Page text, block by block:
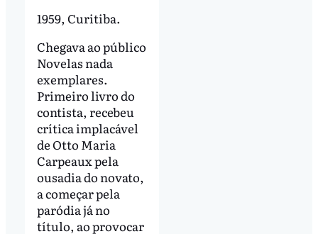
1959, Curitiba.
Chegava ao público
Novelas nada
exemplares.
Primeiro livro do
contista, recebeu
crítica implacável
de Otto Maria
Carpeaux pela
ousadia do novato,
a começar pela
paródia já no
título, ao provocar